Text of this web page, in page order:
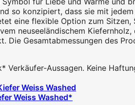
so konzipiert, dass sie mit
eine flexible Option zum
neuseeländischem
Die Gesamtabmessungen des
Verkäufer-Aussagen. Keine
Weiss Washed*